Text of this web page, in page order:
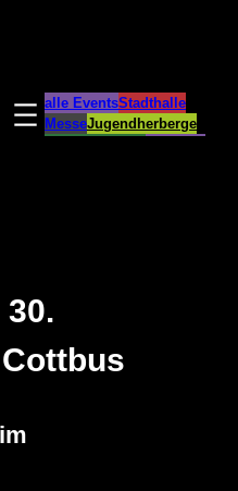
alle EventsStadthalle
MesseJugendherberge